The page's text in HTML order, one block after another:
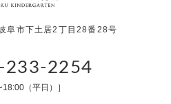
阜市下土居2丁目28番28号
233-2254
18:00（平日）］